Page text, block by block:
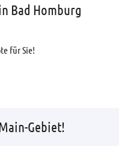
Gebiet!
Bad Homburg
für Sie!